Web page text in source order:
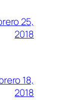
25,
2018
18,
2018